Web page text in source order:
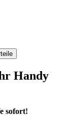
Handy
sofort!